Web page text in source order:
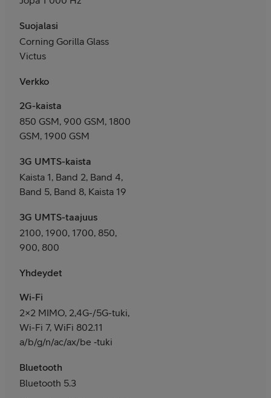
Suojalasi
Corning Gorilla Glass
Victus
Verkko
2G-kaista
850 GSM, 900 GSM, 1800
GSM, 1900 GSM
3G UMTS-kaista
Kaista 1, Band 2, Band 4,
Band 5, Band 8, Kaista 19
3G UMTS-taajuus
2100, 1900, 1700, 850,
900, 800
Yhdeydet
Wi-Fi
2×2 MIMO, 2,4G-/5G-tuki,
Wi-Fi 7, WiFi 802.11
a/b/g/n/ac/ax/be ‑tuki
Bluetooth
Bluetooth 5.3